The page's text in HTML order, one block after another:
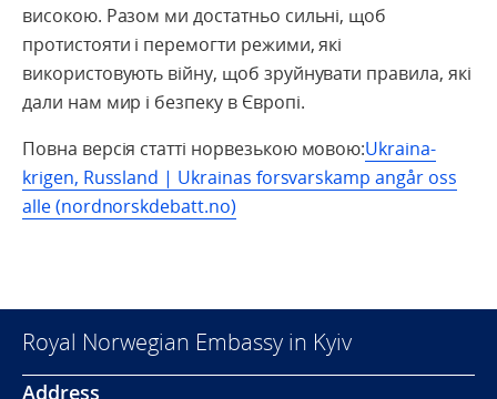
високою. Разом ми достатньо сильні, щоб
протистояти і перемогти режими, які
використовують війну, щоб зруйнувати правила, які
дали нам мир і безпеку в Європі.
Повна версія статті норвезькою мовою:Ukraina-
krigen, Russland | Ukrainas forsvarskamp angår oss
alle (nordnorskdebatt.no)
Royal Norwegian Embassy in Kyiv
Address